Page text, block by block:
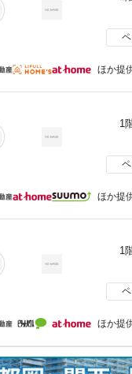
ほか提
1
ほか提
1
ほか提